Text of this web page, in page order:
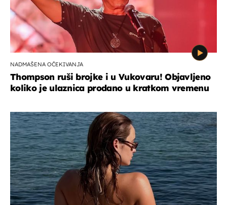
NADMAŠENA OČEKIVANJA
Thompson ruši brojke i u Vukovaru! Objavljeno
koliko je ulaznica prodano u kratkom vremenu